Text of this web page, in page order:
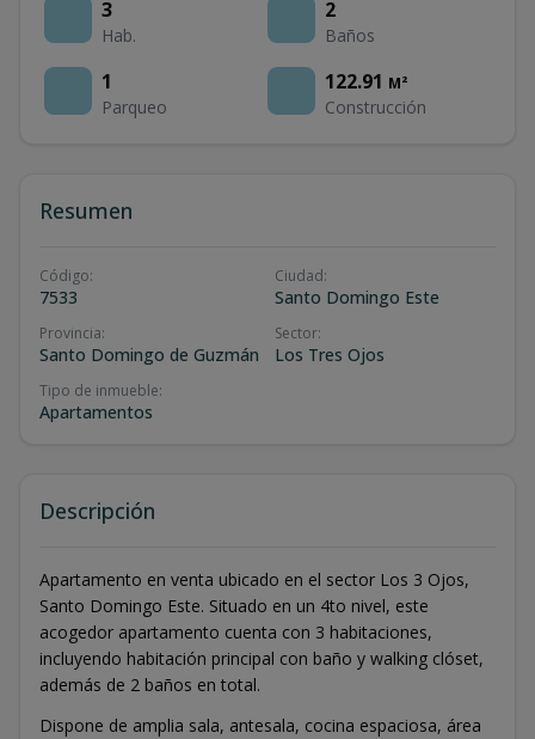
3
Hab.
2
Baños
1
Parqueo
122.91 M²
Construcción
Resumen
Código:
7533
Ciudad:
Santo Domingo Este
Provincia:
Santo Domingo de Guzmán
Sector:
Los Tres Ojos
Tipo de inmueble:
Apartamentos
Descripción
Apartamento en venta ubicado en el sector Los 3 Ojos,
Santo Domingo Este. Situado en un 4to nivel, este
acogedor apartamento cuenta con 3 habitaciones,
incluyendo habitación principal con baño y walking clóset,
además de 2 baños en total.
Dispone de amplia sala, antesala, cocina espaciosa, área